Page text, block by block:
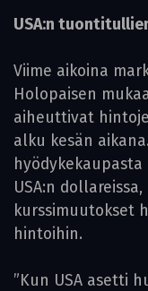
USA:n
Viime aikoina
Holopaisen
aiheuttivat
alku kesän
USA:n
kurssimuutokset
hintoihin.
”Kun USA asetti